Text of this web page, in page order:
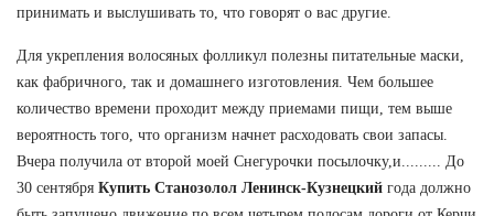
принимать и выслушивать то, что говорят о вас другие.
Для укрепления волосяных фолликул полезны питательные маски,
как фабричного, так и домашнего изготовления. Чем большее
количество времени проходит между приемами пищи, тем выше
вероятность того, что организм начнет расходовать свои запасы.
Вчера получила от второй моей Снегурочки посылочку,и......... До
30 сентября Купить Станозолол Ленинск-Кузнецкий года должно